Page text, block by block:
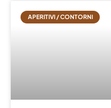
APERITIVI / CONTORNI